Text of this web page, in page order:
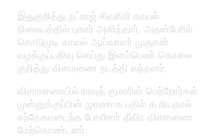
இதுகுறித்து நட்ராஜ் சிவகிரி காவல்
நிலையத்தில் புகார் அளித்தார். அதன்பேரில்
கொடுமுடி காவல் ஆய்வாளர் முருகன்
வழக்குப்பதிவு செய்து இளம்பெண் கொலை
குறித்து விசாரணை நடத்தி வந்தனர்.
விசாரணையில் ராவுத் குமாரின் பெற்றோர்கள்
முன்னுக்குப்பின் முரணாக பதில் கூறியதால்
சந்தேகமடைந்த போலீசார் தீவிர விசாரணை
மேற்கொண்டனர்.